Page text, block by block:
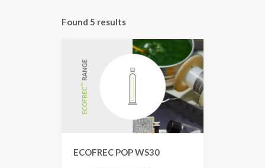
Found 5 results
ECOFREC POP WS30